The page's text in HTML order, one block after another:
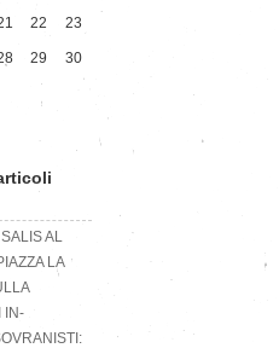
22 23
29 30
SALIS AL
LA
IN-